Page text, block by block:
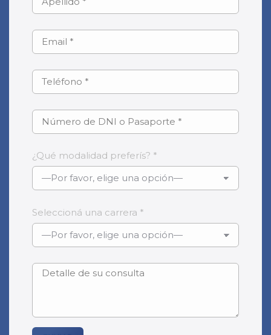
¿Qué modalidad preferís? *
Seleccioná una carrera *